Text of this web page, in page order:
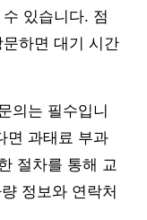
있습니다. 점
하면 대기 시간
의는 필수입니
면 과태료 부과
절차를 통해 교
정보와 연락처